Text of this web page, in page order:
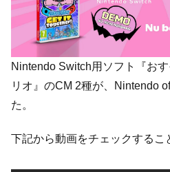
Nintendo Switch用ソフト『お
リオ』のCM 2種が、Nintendo
た。
下記から動画をチェックするこ